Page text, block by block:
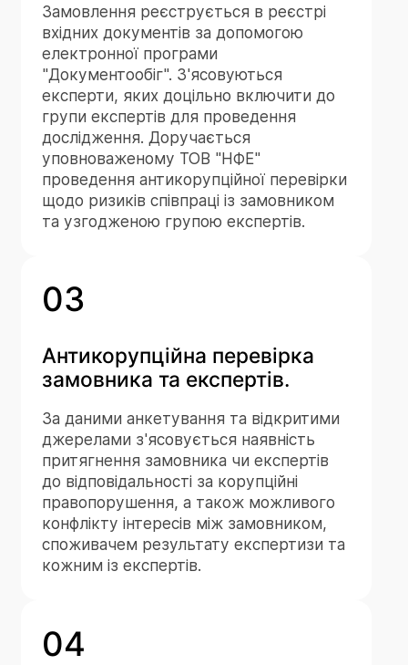
Замовлення реєструється в реєстрі
вхідних документів за допомогою
електронної програми
"Документообіг". З'ясовуються
експерти, яких доцільно включити до
групи експертів для проведення
дослідження. Доручається
уповноваженому ТОВ "НФЕ"
проведення антикорупційної перевірки
щодо ризиків співпраці із замовником
та узгодженою групою експертів.
03
Антикорупційна перевірка
замовника та експертів.
За даними анкетування та відкритими
джерелами з'ясовується наявність
притягнення замовника чи експертів
до відповідальності за корупційні
правопорушення, а також можливого
конфлікту інтересів між замовником,
споживачем результату експертизи та
кожним із експертів.
04